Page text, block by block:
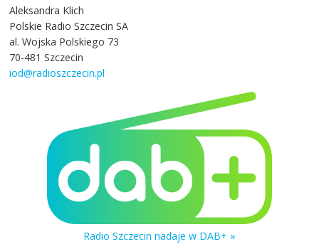
Aleksandra Klich
Polskie Radio Szczecin SA
al. Wojska Polskiego 73
70-481 Szczecin
iod@radioszczecin.pl
Radio Szczecin nadaje w DAB+ »